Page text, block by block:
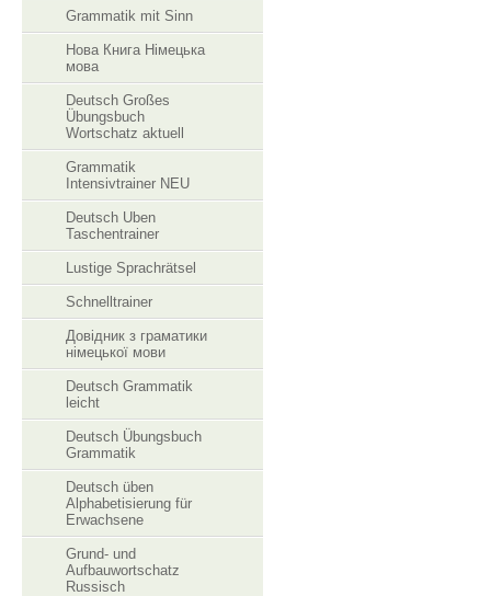
Grammatik mit Sinn
Нова Книга Німецька
мова
Deutsch Großes
Übungsbuch
Wortschatz aktuell
Grammatik
Intensivtrainer NEU
Deutsch Uben
Taschentrainer
Lustige Sprachrätsel
Schnelltrainer
Довідник з граматики
німецької мови
Deutsch Grammatik
leicht
Deutsch Übungsbuch
Grammatik
Deutsch üben
Alphabetisierung für
Erwachsene
Grund- und
Aufbauwortschatz
Russisch